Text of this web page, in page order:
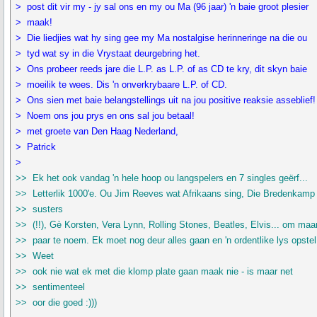
> post dit vir my - jy sal ons en my ou Ma (96 jaar) 'n baie groot plesier
> maak!
> Die liedjies wat hy sing gee my Ma nostalgise herinneringe na die ou
> tyd wat sy in die Vrystaat deurgebring het.
> Ons probeer reeds jare die L.P. as L.P. of as CD te kry, dit skyn baie
> moeilik te wees. Dis 'n onverkrybaare L.P. of CD.
> Ons sien met baie belangstellings uit na jou positive reaksie asseblief!
> Noem ons jou prys en ons sal jou betaal!
> met groete van Den Haag Nederland,
> Patrick
>
>> Ek het ook vandag 'n hele hoop ou langspelers en 7 singles geërf...
>> Letterlik 1000'e. Ou Jim Reeves wat Afrikaans sing, Die Bredenkamp
>> susters
>> (!!), Gè Korsten, Vera Lynn, Rolling Stones, Beatles, Elvis... om
>> paar te noem. Ek moet nog deur alles gaan en 'n ordentlike lys
>> Weet
>> ook nie wat ek met die klomp plate gaan maak nie - is maar net
>> sentimenteel
>> oor die goed :)))